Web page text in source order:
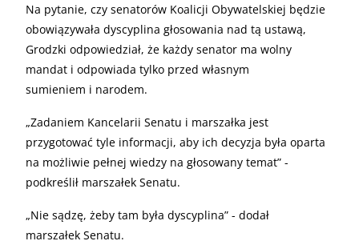
Na pytanie, czy senatorów Koalicji Obywatelskiej będzie
obowiązywała dyscyplina głosowania nad tą ustawą,
Grodzki odpowiedział, że każdy senator ma wolny
mandat i odpowiada tylko przed własnym
sumieniem i narodem.
„Zadaniem Kancelarii Senatu i marszałka jest
przygotować tyle informacji, aby ich decyzja była oparta
na możliwie pełnej wiedzy na głosowany temat” -
podkreślił marszałek Senatu.
„Nie sądzę, żeby tam była dyscyplina” - dodał
marszałek Senatu.